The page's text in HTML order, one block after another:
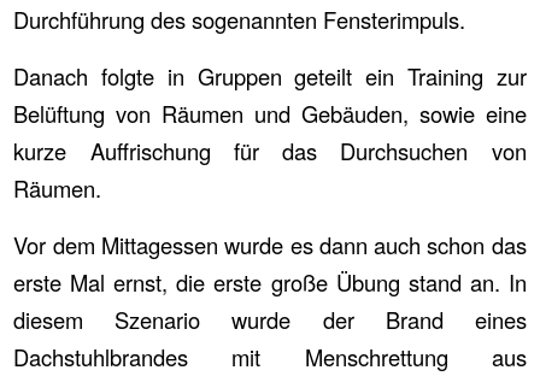
Durchführung des sogenannten Fensterimpuls.
Danach folgte in Gruppen geteilt ein Training zur
Belüftung von Räumen und Gebäuden, sowie eine
kurze Auffrischung für das Durchsuchen von
Räumen.
Vor dem Mittagessen wurde es dann auch schon das
erste Mal ernst, die erste große Übung stand an. In
diesem Szenario wurde der Brand eines
Dachstuhlbrandes mit Menschrettung aus